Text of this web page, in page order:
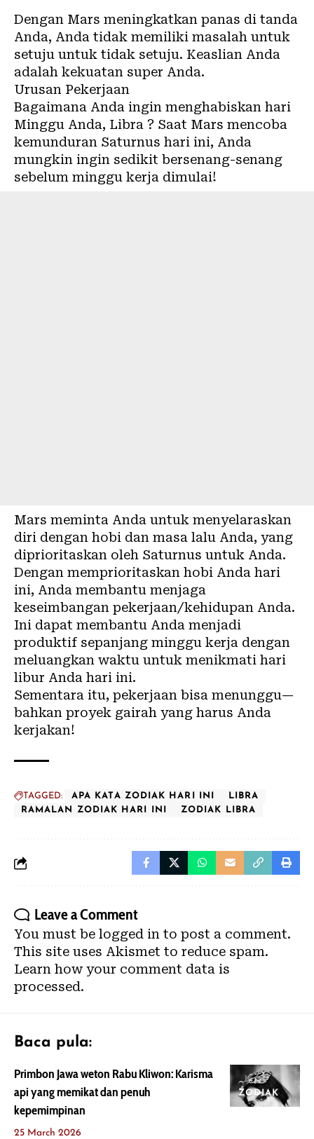
Dengan Mars meningkatkan panas di tanda
Anda, Anda tidak memiliki masalah untuk
setuju untuk tidak setuju. Keaslian Anda
adalah kekuatan super Anda.
Urusan Pekerjaan
Bagaimana Anda ingin menghabiskan hari
Minggu Anda, Libra ? Saat Mars mencoba
kemunduran Saturnus hari ini, Anda
mungkin ingin sedikit bersenang-senang
sebelum minggu kerja dimulai!
Mars meminta Anda untuk menyelaraskan
diri dengan hobi dan masa lalu Anda, yang
diprioritaskan oleh Saturnus untuk Anda.
Dengan memprioritaskan hobi Anda hari
ini, Anda membantu menjaga
keseimbangan pekerjaan/kehidupan Anda.
Ini dapat membantu Anda menjadi
produktif sepanjang minggu kerja dengan
meluangkan waktu untuk menikmati hari
libur Anda hari ini.
Sementara itu, pekerjaan bisa menunggu—
bahkan proyek gairah yang harus Anda
kerjakan!
TAGGED: APA KATA ZODIAK HARI INI
LIBRA
RAMALAN ZODIAK HARI INI
ZODIAK LIBRA
Leave a Comment
You must be logged in to post a comment.
This site uses Akismet to reduce spam.
Learn how your comment data is
processed.
Baca pula:
ZODIAK
Primbon Jawa weton Rabu Kliwon: Karisma
api yang memikat dan penuh
kepemimpinan
25 March 2026